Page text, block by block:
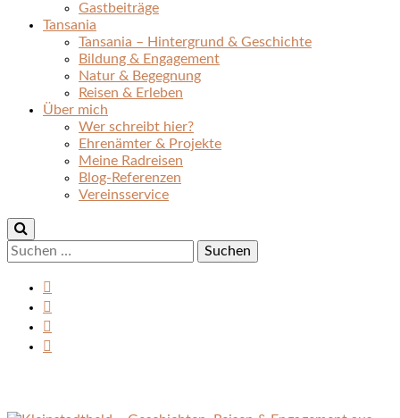
Gastbeiträge
Tansania
Tansania – Hintergrund & Geschichte
Bildung & Engagement
Natur & Begegnung
Reisen & Erleben
Über mich
Wer schreibt hier?
Ehrenämter & Projekte
Meine Radreisen
Blog-Referenzen
Vereinsservice
Suchen
nach: